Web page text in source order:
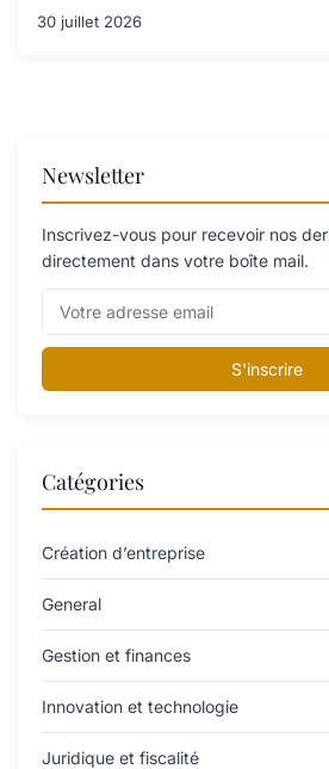
30 juillet 2026
Newsletter
Inscrivez-vous pour recevoir nos
directement dans votre boîte mail.
S'inscrire
Catégories
Création d’entreprise
General
Gestion et finances
Innovation et technologie
Juridique et fiscalité